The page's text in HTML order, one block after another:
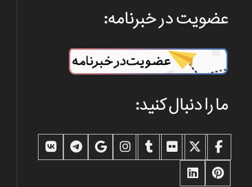
عضویت در خبرنامه:
ما را دنبال کنید: